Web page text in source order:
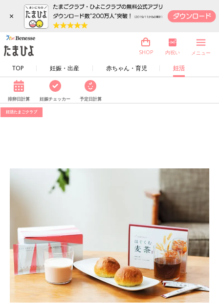
×
TOP 妊娠・出産 赤ちゃん・育児 妊活
SHOP 内祝い メニュー
排卵日計算 妊娠チェッカー 予定日計算
妊活たまごクラブ